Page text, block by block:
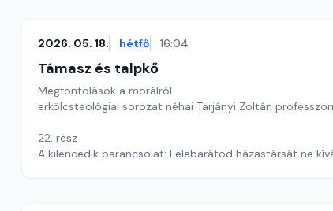
2026. 05. 18. hétfő 16:04
Támasz és talpkő
Megfontolások a morálról
erkölcsteológiai sorozat néhai Tarjányi Zoltán
22. rész
A kilencedik parancsolat: Felebarátod házastársát ne